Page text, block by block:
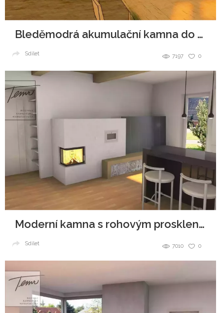
Bleděmodrá akumulační kamna do zachráněné roubenky
0
7197
Sdílet
Moderní kamna s rohovým prosklením a troubou
0
7010
Sdílet